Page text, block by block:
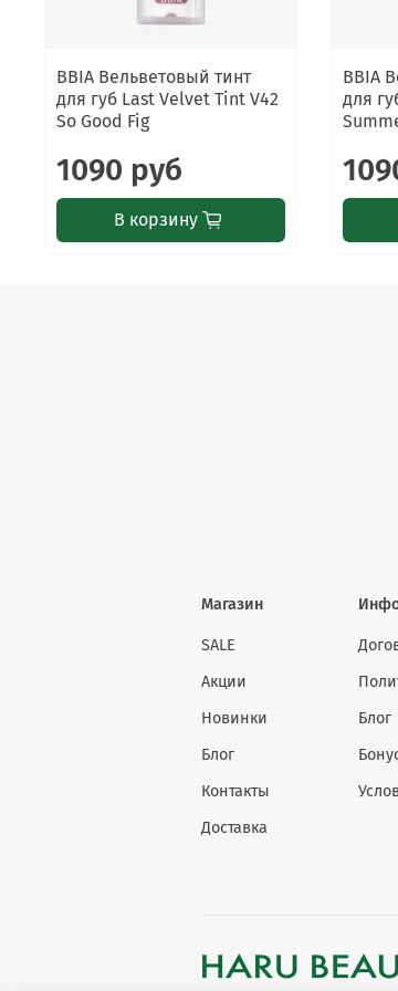
Только для наружного применения.
BBIA Вельветовый тинт
для губ Last Velvet Tint V42
So Good Fig
1090 руб
В корзину
BBIA
для
Магазин
SALE
Акции
Новинки
Блог
Контакты
Доставка
Блог